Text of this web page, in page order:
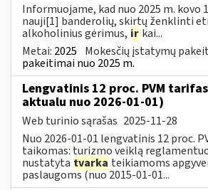
Informuojame, kad nuo 2025 m. kovo
nauji[1] banderolių, skirtų ženklinti
alkoholinius gėrimus, ir kai...
Metai: 2025 Mokesčių įstatymų
pakeitimai nuo 2025 m.
Lengvatinis 12 proc. PVM
aktualu nuo 2026-01-01)
Web turinio sąrašas 2025-11-28
Nuo 2026-01-01 lengvatinis 12 proc.
taikomas: turizmo veiklą
nustatyta tvarka teikiamoms
paslaugoms (nuo 2015-01-01...